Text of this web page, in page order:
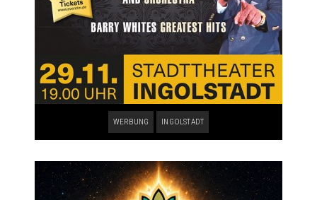
WERBUNG INGOLSTADT